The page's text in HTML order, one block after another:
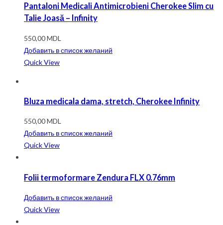
Pantaloni Medicali Antimicrobieni Cherokee Slim cu
Talie Joasă – Infinity
550,00MDL
Добавить в список желаний
Quick View
Bluza medicala dama, stretch, Cherokee Infinity
550,00MDL
Добавить в список желаний
Quick View
Folii termoformare Zendura FLX 0.76mm
Добавить в список желаний
Quick View